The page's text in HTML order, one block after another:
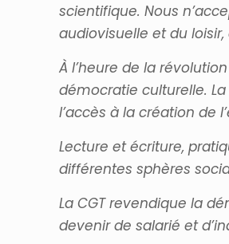
scientifique. Nous
audiovisuelle et du
À l’heure de la
démocratie culturelle.
l’accès à la création de
Lecture et écriture,
différentes sphères
La CGT revendique la
devenir de salarié et